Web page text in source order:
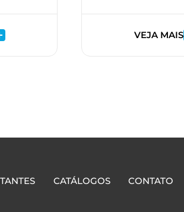
VEJA MAIS
CATÁLOGOS CONTATO